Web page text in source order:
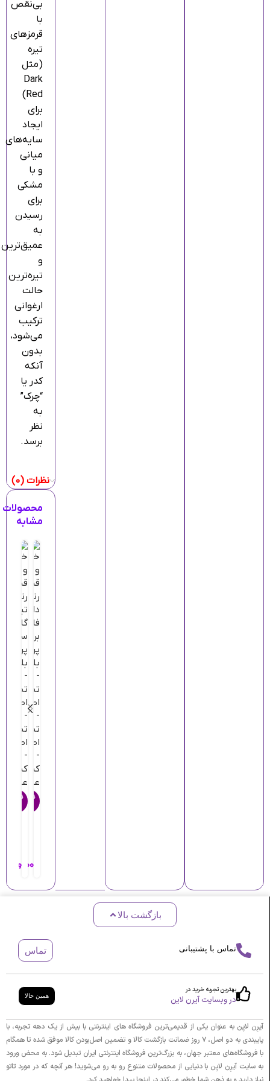
بی‌نقص
با
قرمزهای
تیره
(مثل
Dark
Red)
برای
ایجاد
سایه‌های
میانی
و با
مشکی
برای
رسیدن
به
عمیق‌ترین
و
تیره‌ترین
حالت
ارغوانی
ترکیب
می‌شود،
بدون
آنکه
کدر یا
“چرک”
به
نظر
برسد.
نظرات (0)
محصولات
مشابه
ناموجو
د
د
ر
س
ت
ب
ر
و
ن
پ
ر
ناموجو
ت
ن
ل
د
س
ا
ن
ا
ی
ز
پ
ب
م
ن
د
بازگشت بالا
تماس با پشتیبانی تماس
بهترین تجربه خرید در
در وبسایت آیرن لاین همین حالا
آیرِن لایِن به عنوان یکی از قدیمی‌ترین فروشگاه های اینترنتی با بیش از یک دهه تجربه، با
پایبندی به دو اصل، ۷ روز ضمانت بازگشت کالا و تضمین اصل‌بودن کالا موفق شده تا همگام
با فروشگاه‌های معتبر جهان، به بزرگ‌ترین فروشگاه اینترنتی ایران تبدیل شود. به محض ورود
به سایت آیرِن لایِن با دنیایی از محصولات متنوع رو به رو می‌شوید! هر آنچه که در مورد تاتو